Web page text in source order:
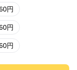
円
円
円